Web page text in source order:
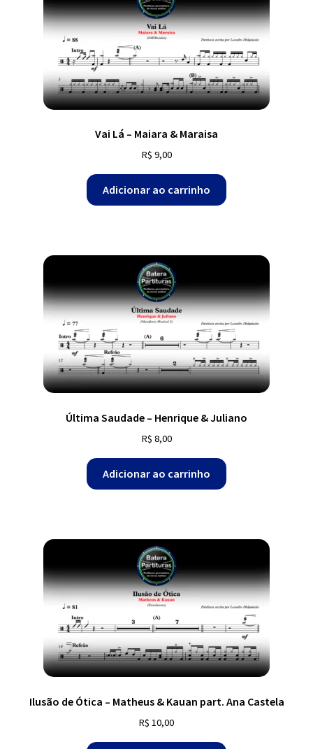
Vai Lá – Maiara & Maraisa
R$ 9,00
Adicionar ao carrinho
Última Saudade – Henrique & Juliano
R$ 8,00
Adicionar ao carrinho
Ilusão de Ótica – Matheus & Kauan part. Ana Castela
R$ 10,00